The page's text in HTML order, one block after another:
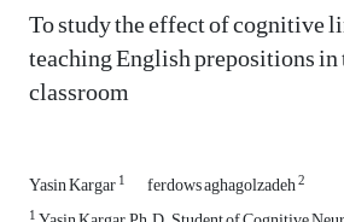
To study the effect of cognitive
teaching English prepositions
classroom
Yasin Kargar1 ferdows aghagolzadeh2
1